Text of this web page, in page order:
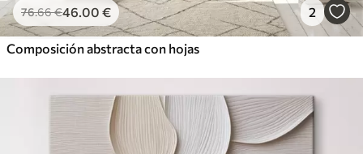
76.66€46.00 € 2
Composición abstracta con hojas